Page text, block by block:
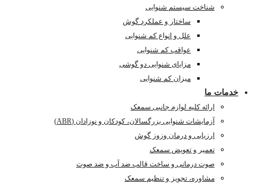
شناخت سیستم شنوایی
ساختار و عملکرد گوش
علل و انواع کم شنوایی
عواقب کم شنوایی
مزایای شنوایی دو گوشی
میزان کم شنوایی
خدمات ما
ارائه کلیه لوازم جانبی سمعک
آزمایشات شنوایی بزرگسالان، کودکان و نوزادان (ABR)
ارزیابی و درمان وزوز گوش
تعمیر و تعویض سمعک
صوت درمانی و ساخت قالب ضد آب و ضد صوت
مشاوره، تجویز و تنظیم سمعک